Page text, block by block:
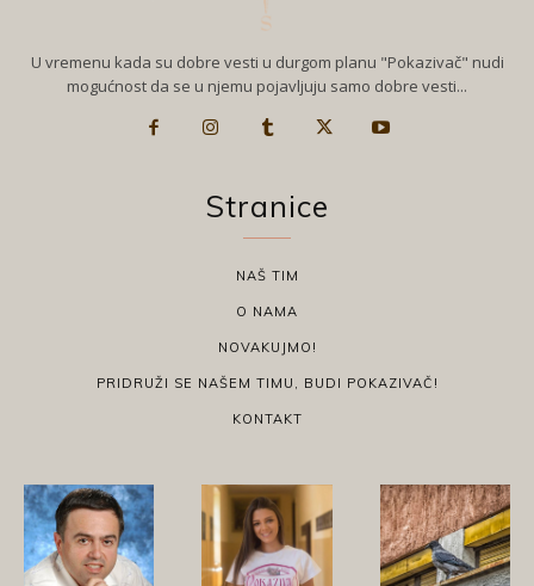
U vremenu kada su dobre vesti u durgom planu "Pokazivač" nudi
mogućnost da se u njemu pojavljuju samo dobre vesti...
Stranice
NAŠ TIM
O NAMA
NOVAKUJMO!
PRIDRUŽI SE NAŠEM TIMU, BUDI POKAZIVAČ!
KONTAKT